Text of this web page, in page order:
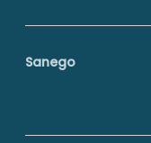
Sanego